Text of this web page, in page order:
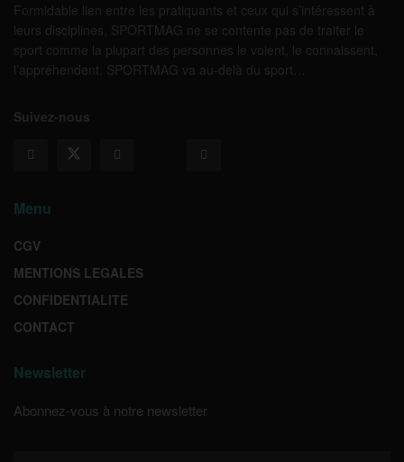
Formidable lien entre les pratiquants et ceux qui s’intéressent à
leurs disciplines, SPORTMAG ne se contente pas de traiter le
sport comme la plupart des personnes le voient, le connaissent,
l’appréhendent. SPORTMAG va au-delà du sport…
Suivez-nous
Menu
CGV
MENTIONS LEGALES
CONFIDENTIALITE
CONTACT
Newsletter
Abonnez-vous à notre newsletter